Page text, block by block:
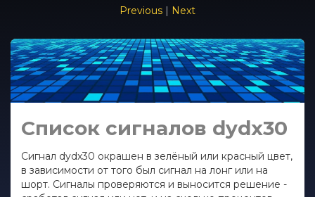
Previous | Next
Список сигналов dydx30
Сигнал dydx30 окрашен в зелёный или красный цвет,
в зависимости от того был сигнал на лонг или на
шорт. Сигналы проверяются и выносится решение -